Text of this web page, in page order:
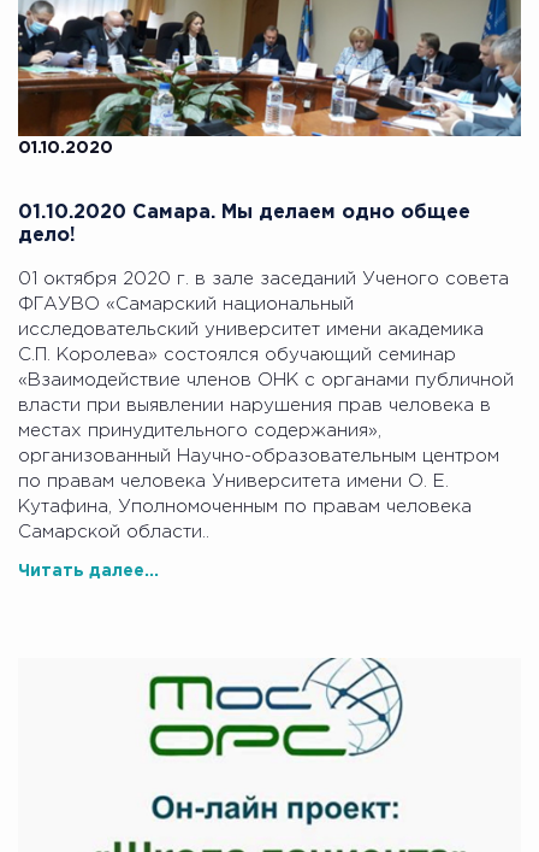
01.10.2020
01.10.2020 Самара. Мы делаем одно общее
дело!
01 октября 2020 г. в зале заседаний Ученого совета
ФГАУВО «Самарский национальный
исследовательский университет имени академика
С.П. Королева» состоялся обучающий семинар
«Взаимодействие членов ОНК с органами публичной
власти при выявлении нарушения прав человека в
местах принудительного содержания»,
организованный Научно-образовательным центром
по правам человека Университета имени О. Е.
Кутафина, Уполномоченным по правам человека
Самарской области..
Читать далее...